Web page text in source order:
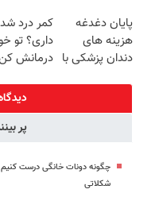
خرید40%تخفیف
سبک و
پرداخت
پایان دغدغه
هزینه های
دندان پزشکی با
کمر درد
داری؟ تو
درمانش
رو پرکن)
پر
چگونه دونات خانگی درست
شکلاتی